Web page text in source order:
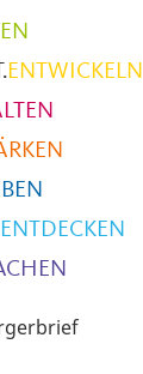
ENTWICKELN
ENTDECKEN